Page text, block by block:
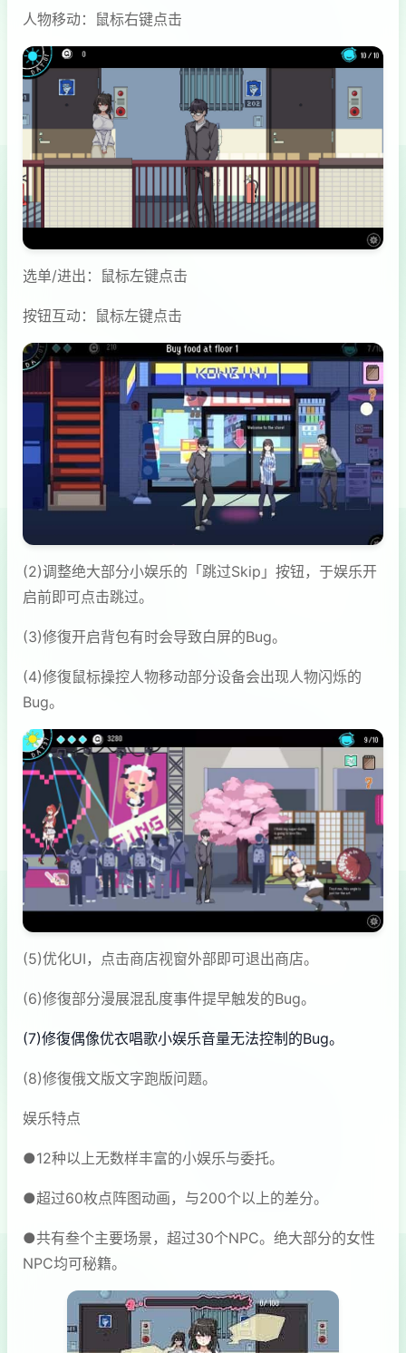
人物移动：鼠标右键点击
选单/进出：鼠标左键点击
按钮互动：鼠标左键点击
(2)调整绝大部分小娱乐的「跳过Skip」按钮，于娱乐开
启前即可点击跳过。
(3)修復开启背包有时会导致白屏的Bug。
(4)修復鼠标操控人物移动部分设备会出现人物闪烁的
Bug。
(5)优化UI，点击商店视窗外部即可退出商店。
(6)修復部分漫展混乱度事件提早触发的Bug。
(7)修復偶像优衣唱歌小娱乐音量无法控制的Bug。
(8)修復俄文版文字跑版问题。
娱乐特点
●12种以上无数样丰富的小娱乐与委托。
●超过60枚点阵图动画，与200个以上的差分。
●共有叁个主要场景，超过30个NPC。绝大部分的女性
NPC均可秘籍。